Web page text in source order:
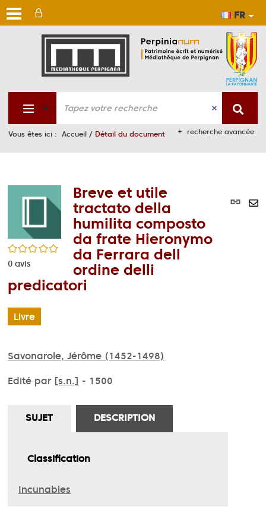
FR
Aller
au
Aller
au
Aller
à
la
recherche avancée
Vous êtes ici : Accueil / Détail du document
/5
0 avis
Breve et utile
tractato della
humilita composto
da frate Hieronymo
da Ferrara dell
ordine delli
predicatori
Livre
Savonarole, Jérôme (1452-1498)
Edité par [s.n.] - 1500
SUJET DESCRIPTION
Classification
Incunables